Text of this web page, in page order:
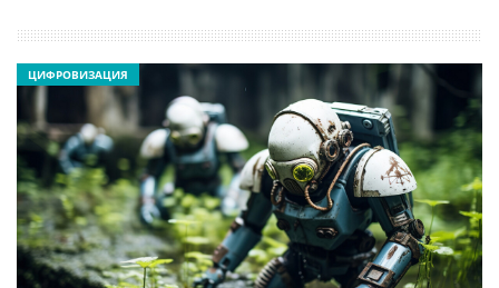
ЦИФРОВИЗАЦИЯ